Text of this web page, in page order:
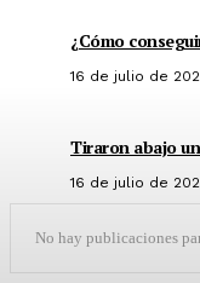
¿Cómo
16 de julio de
Tiraron abajo
16 de julio de
No hay publicaciones